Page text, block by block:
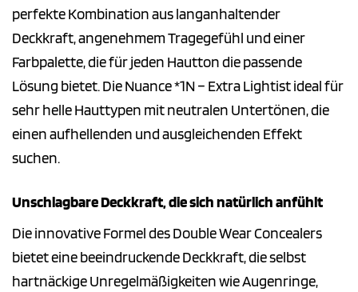
perfekte Kombination aus langanhaltender
Deckkraft, angenehmem Tragegefühl und einer
Farbpalette, die für jeden Hautton die passende
Lösung bietet. Die Nuance *1N – Extra Lightist ideal für
sehr helle Hauttypen mit neutralen Untertönen, die
einen aufhellenden und ausgleichenden Effekt
suchen.
Unschlagbare Deckkraft, die sich natürlich anfühlt
Die innovative Formel des Double Wear Concealers
bietet eine beeindruckende Deckkraft, die selbst
hartnäckige Unregelmäßigkeiten wie Augenringe,